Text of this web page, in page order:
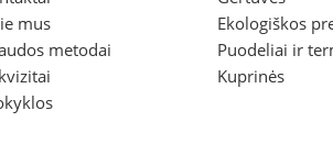
mus
metodai
Ekologiškos
Puodeliai ir
Kuprinės